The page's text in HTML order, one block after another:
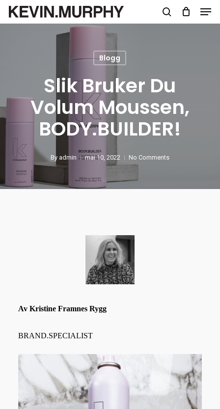
Skip
to
Blogg
Slik Bruker Du
Volum Moussen,
BODY.BUILDER!
By admin mai 10, 2022 No Comments
Av Kristine Framnes Rygg
BRAND.SPECIALIST